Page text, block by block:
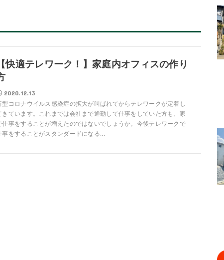
快適テレワーク！】家庭内オフィスの作り
2020.12.13
型コロナウイルス感染症の拡大が叫ばれてからテレワークが定着し
きています。これまでは会社まで通勤して仕事をしていた方も、家
仕事をすることが増えたのではないでしょうか。今後テレワークで
事をすることがスタンダードになる...